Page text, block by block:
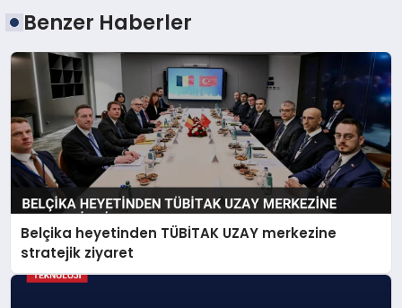
Benzer Haberler
Belçika heyetinden TÜBİTAK UZAY merkezine
stratejik ziyaret